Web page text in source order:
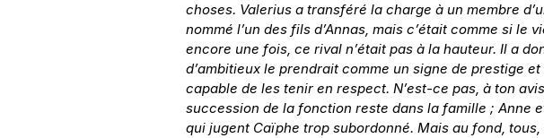
choses. Valerius a transféré la charge à un membre
nommé l’un des fils d’Annas, mais c’était comme si
encore une fois, ce rival n’était pas à la hauteur. Il a
d’ambitieux le prendrait comme un signe de prestige
capable de les tenir en respect. N’est-ce pas, à ton
succession de la fonction reste dans la famille ; Anne
qui jugent Caïphe trop subordonné. Mais au fond,